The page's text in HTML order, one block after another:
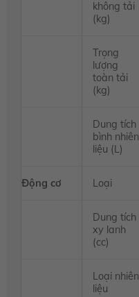
không tải
(kg)
Trọng
lượng
toàn tải
(kg)
Dung tích
bình nhiên
liệu (L)
Động cơ Loại
Dung tích
xy lanh
(cc)
Loại nhiên
liệu